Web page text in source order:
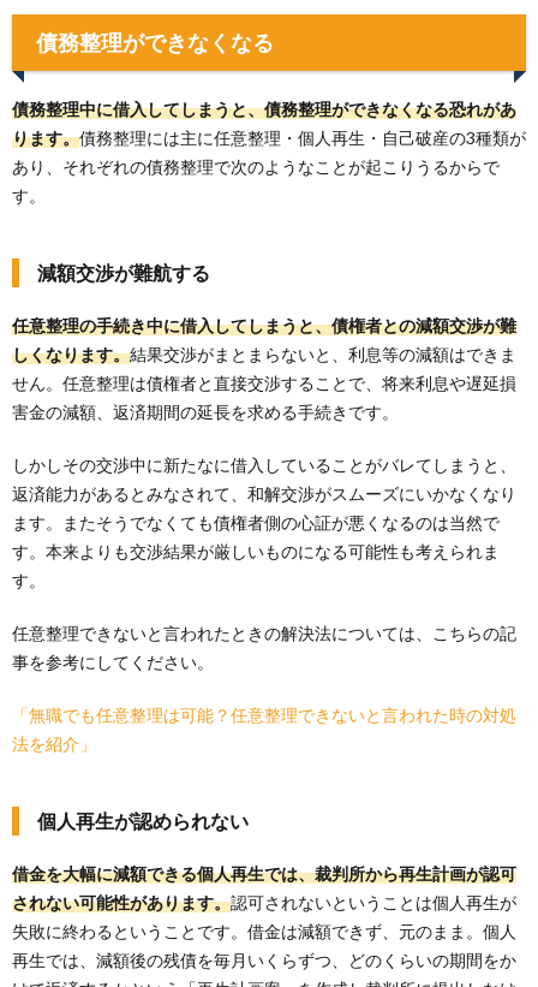
債務整理ができなくなる
債務整理中に借入してしまうと、債務整理ができなくなる恐れがあ
ります。債務整理には主に任意整理・個人再生・自己破産の3種類が
あり、それぞれの債務整理で次のようなことが起こりうるからで
す。
減額交渉が難航する
任意整理の手続き中に借入してしまうと、債権者との減額交渉が難
しくなります。結果交渉がまとまらないと、利息等の減額はできま
せん。任意整理は債権者と直接交渉することで、将来利息や遅延損
害金の減額、返済期間の延長を求める手続きです。
しかしその交渉中に新たなに借入していることがバレてしまうと、
返済能力があるとみなされて、和解交渉がスムーズにいかなくなり
ます。またそうでなくても債権者側の心証が悪くなるのは当然で
す。本来よりも交渉結果が厳しいものになる可能性も考えられま
す。
任意整理できないと言われたときの解決法については、こちらの記
事を参考にしてください。
「無職でも任意整理は可能？任意整理できないと言われた時の対処
法を紹介」
個人再生が認められない
借金を大幅に減額できる個人再生では、裁判所から再生計画が認可
されない可能性があります。認可されないということは個人再生が
失敗に終わるということです。借金は減額できず、元のまま。個人
再生では、減額後の残債を毎月いくらずつ、どのくらいの期間をか